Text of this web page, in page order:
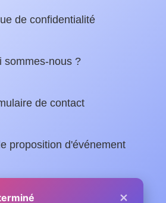
de confidentialité
sommes-nous ?
de contact
proposition d'événement
×